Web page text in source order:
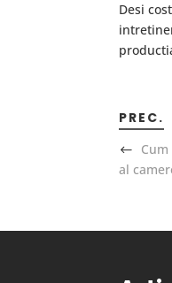
Desi
PREC.
al